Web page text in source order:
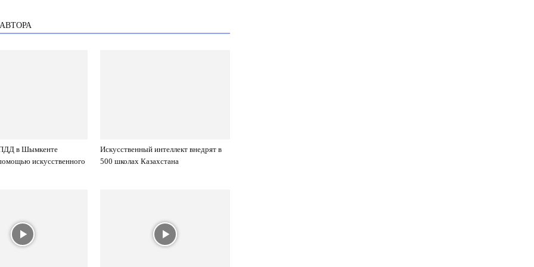
в Шымкенте
искусственного
Искусственный интеллект внедрят в
500 школах Казахстана